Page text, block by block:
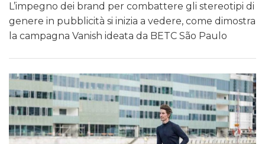
L’impegno dei brand per combattere gli stereotipi di
genere in pubblicità si inizia a vedere, come dimostra
la campagna Vanish ideata da BETC São Paulo